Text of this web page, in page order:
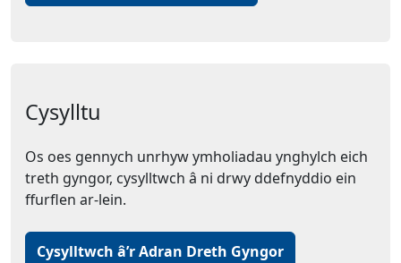
Cysylltu
Os oes gennych unrhyw ymholiadau ynghylch eich
treth gyngor, cysylltwch â ni drwy ddefnyddio ein
ffurflen ar-lein.
Cysylltwch â’r Adran Dreth Gyngor(Yn agor mewn